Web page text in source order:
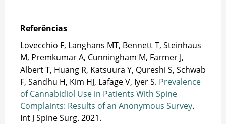
Referências
Lovecchio F, Langhans MT, Bennett T, Steinhaus
M, Premkumar A, Cunningham M, Farmer J,
Albert T, Huang R, Katsuura Y, Qureshi S, Schwab
F, Sandhu H, Kim HJ, Lafage V, Iyer S. Prevalence
of Cannabidiol Use in Patients With Spine
Complaints: Results of an Anonymous Survey.
Int J Spine Surg. 2021.